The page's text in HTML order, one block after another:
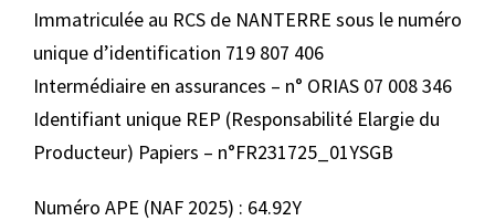
Immatriculée au RCS de NANTERRE sous le numéro
unique d’identification 719 807 406
Intermédiaire en assurances – n° ORIAS 07 008 346
Identifiant unique REP (Responsabilité Elargie du
Producteur) Papiers – n°FR231725_01YSGB
Numéro APE (NAF 2025) : 64.92Y